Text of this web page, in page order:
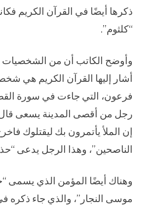
ذكرها أيضًا في القرآن الكريم
“كلثوم”.
وأوضح الكاتب أن من الشخصيات
أشار إليها القرآن الكريم هي
فرعون، التي جاءت في سورة
رجل من أقصى المدينة يسعى
إن الملأ يأتمرون بك ليقتلوك
الناصحين”، وهذا الرجل يدعى
وهناك أيضًا المؤمن الذي يسمى
موسى النجار”، والذي جاء